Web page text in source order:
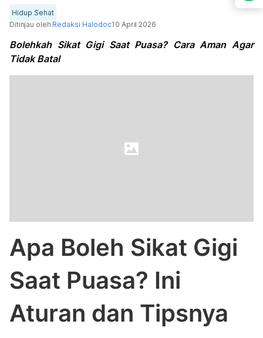
Hidup Sehat
Ditinjau oleh Redaksi Halodoc10 April 2026
Bolehkah Sikat Gigi Saat Puasa? Cara Aman Agar
Tidak Batal
Apa Boleh Sikat Gigi
Saat Puasa? Ini
Aturan dan Tipsnya